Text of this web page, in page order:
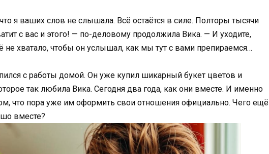
я ваших слов не слышала. Всё остаётся в силе. Полторы тысячи
с вас и этого! — по-деловому продолжила Вика. — И уходите,
не хватало, чтобы он услышал, как мы тут с вами препираемся…
с работы домой. Он уже купил шикарный букет цветов и
так любила Вика. Сегодня два года, как они вместе. И именно
что пора уже им оформить свои отношения официально. Чего ещё
вместе?